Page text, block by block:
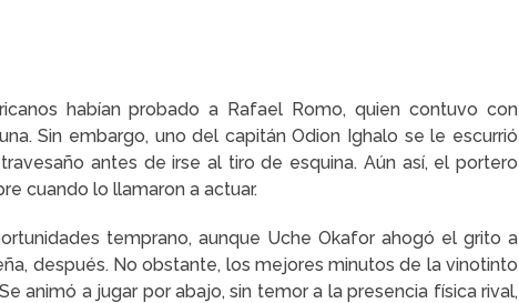
habían probado a Rafael Romo, quien contuvo con
Sin embargo, uno del capitán Odion Ighalo se le escurrió
antes de irse al tiro de esquina. Aún así, el portero
cuando lo llamaron a actuar.
temprano, aunque Uche Okafor ahogó el grito a
después. No obstante, los mejores minutos de la vinotinto
animó a jugar por abajo, sin temor a la presencia física rival,